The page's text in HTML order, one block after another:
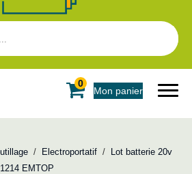
0
Mon panier
/ Electroportatif /
Lot batterie 20v
EMTOP